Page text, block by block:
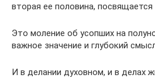
вторая ее половина,
Это моление об усопших на
важное значение и глубокий
И в делании духовном, и в делах